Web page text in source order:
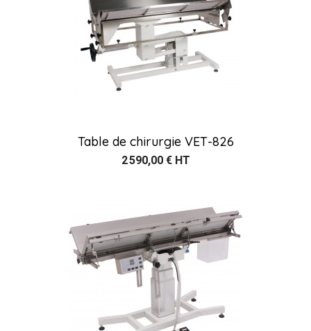
Table de chirurgie VET-826
2 590,00 € HT